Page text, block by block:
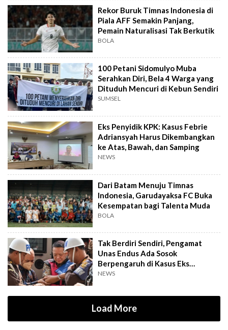
Rekor Buruk Timnas Indonesia di
Piala AFF Semakin Panjang,
Pemain Naturalisasi Tak Berkutik
BOLA
100 Petani Sidomulyo Muba
Serahkan Diri, Bela 4 Warga yang
Dituduh Mencuri di Kebun Sendiri
SUMSEL
Eks Penyidik KPK: Kasus Febrie
Adriansyah Harus Dikembangkan
ke Atas, Bawah, dan Samping
NEWS
Dari Batam Menuju Timnas
Indonesia, Garudayaksa FC Buka
Kesempatan bagi Talenta Muda
BOLA
Tak Berdiri Sendiri, Pengamat
Unas Endus Ada Sosok
Berpengaruh di Kasus Eks
Jampidsus
NEWS
Load More